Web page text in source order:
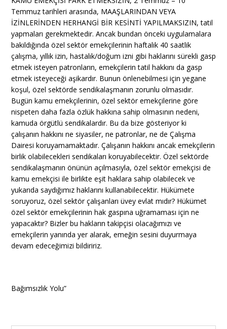
Temmuz tarihleri arasında, MAAŞLARINDAN VEYA
İZİNLERİNDEN HERHANGİ BİR KESİNTİ YAPILMAKSIZIN, tatil
yapmaları gerekmektedir. Ancak bundan önceki uygulamalara
bakıldığında özel sektör emekçilerinin haftalık 40 saatlik
çalışma, yıllık izin, hastalık/doğum izni gibi haklarını sürekli gasp
etmek isteyen patronların, emekçilerin tatil hakkını da gasp
etmek isteyeceği aşikardır. Bunun önlenebilmesi için yegane
koşul, özel sektörde sendikalaşmanın zorunlu olmasıdır.
Bugün kamu emekçilerinin, özel sektör emekçilerine göre
nispeten daha fazla özlük hakkına sahip olmasının nedeni,
kamuda örgütlü sendikalardır. Bu da bize gösteriyor ki
çalışanın hakkını ne siyasiler, ne patronlar, ne de Çalışma
Dairesi koruyamamaktadır. Çalışanın hakkını ancak emekçilerin
birlik olabilecekleri sendikaları koruyabilecektir. Özel sektörde
sendikalaşmanın önünün açılmasıyla, özel sektör emekçisi de
kamu emekçisi ile birlikte eşit haklara sahip olabilecek ve
yukarıda saydığımız haklarını kullanabilecektir. Hükümete
soruyoruz, özel sektör çalışanları üvey evlat mıdır? Hükümet
özel sektör emekçilerinin hak gaspına uğramaması için ne
yapacaktır? Bizler bu hakların takipçisi olacağımızı ve
emekçilerin yanında yer alarak, emeğin sesini duyurmaya
devam edeceğimizi bildiririz.
Bağımsızlık Yolu”